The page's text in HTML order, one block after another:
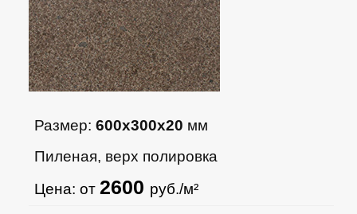
Размер:600х300х20 мм
Пиленая, верх полировка
Цена: от2600 руб./м²